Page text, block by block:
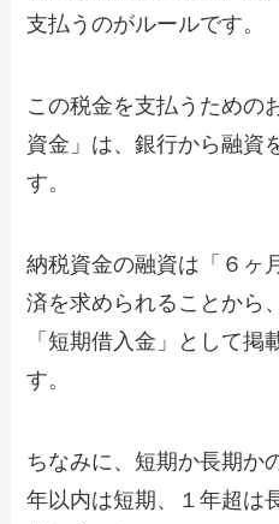
支払うのがルールです。
この税金を支払うための
資金」は、銀行から融資
す。
納税資金の融資は「６ヶ
済を求められることから
「短期借入金」として掲
す。
ちなみに、短期か長期か
年以内は短期、１年超は